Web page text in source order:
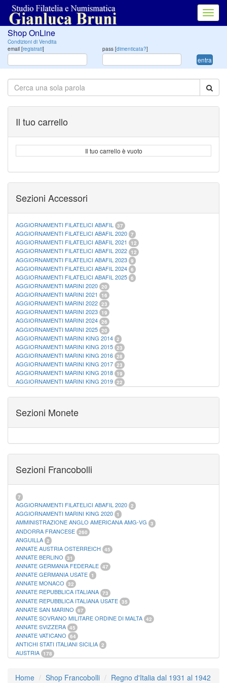
Shop OnLine
Condizioni di Vendita
email [registrati] pass [dimenticata?]
entra
Il tuo carrello
Il tuo carrello è vuoto
Sezioni Accessori
AGGIORNAMENTI FILATELICI ABAFIL 37
AGGIORNAMENTI FILATELICI ABAFIL 2020 7
AGGIORNAMENTI FILATELICI ABAFIL 2021 12
AGGIORNAMENTI FILATELICI ABAFIL 2022 12
AGGIORNAMENTI FILATELICI ABAFIL 2023 9
AGGIORNAMENTI FILATELICI ABAFIL 2024 6
AGGIORNAMENTI FILATELICI ABAFIL 2025 6
AGGIORNAMENTI MARINI 2020 20
AGGIORNAMENTI MARINI 2021 16
AGGIORNAMENTI MARINI 2022 23
AGGIORNAMENTI MARINI 2023 19
AGGIORNAMENTI MARINI 2024 26
AGGIORNAMENTI MARINI 2025 20
AGGIORNAMENTI MARINI KING 2014 2
AGGIORNAMENTI MARINI KING 2015 23
AGGIORNAMENTI MARINI KING 2016 28
AGGIORNAMENTI MARINI KING 2017 23
AGGIORNAMENTI MARINI KING 2018 19
AGGIORNAMENTI MARINI KING 2019 22
ALBUM PER CARTAMONETA 1
CARTELLE FILATELICHE MARINI
21
FOGLI FILATELICI VATICANO 37
FOGLI MARINI PERIODI SEPARATI VATICANO
MATERIALE FILATELICO MARINI 33
RACCOGLITORI XL
Sezioni Monete
Sezioni Francobolli
7
AGGIORNAMENTI FILATELICI ABAFIL 2020 2
AGGIORNAMENTI MARINI KING 2020 1
AMMINISTRAZIONE ANGLO AMERICANA AMG-VG 3
ANDORRA FRANCESE 260
ANGUILLA 2
ANNATE AUSTRIA OSTERREICH 45
ANNATE BERLINO 31
ANNATE GERMANIA FEDERALE 47
ANNATE GERMANIA USATE 1
ANNATE MONACO 32
ANNATE REPUBBLICA ITALIANA 73
ANNATE REPUBBLICA ITALIANA USATE 35
ANNATE SAN MARINO 67
ANNATE SOVRANO MILITARE ORDINE DI MALTA 42
ANNATE SVIZZERA 45
ANNATE VATICANO 64
ANTICHI STATI ITALIANI SICILIA 2
AUSTRIA 178
CASTELROSSO 10
Home Shop Francobolli
Regno d'Italia dal 1931 al 1942